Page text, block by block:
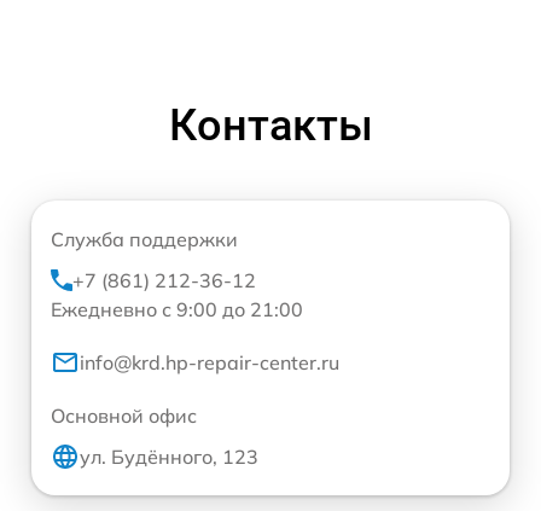
Контакты
Служба поддержки
+7 (861) 212-36-12
Ежедневно с 9:00 до 21:00
info@krd.hp-repair-center.ru
Основной офис
ул. Будённого, 123